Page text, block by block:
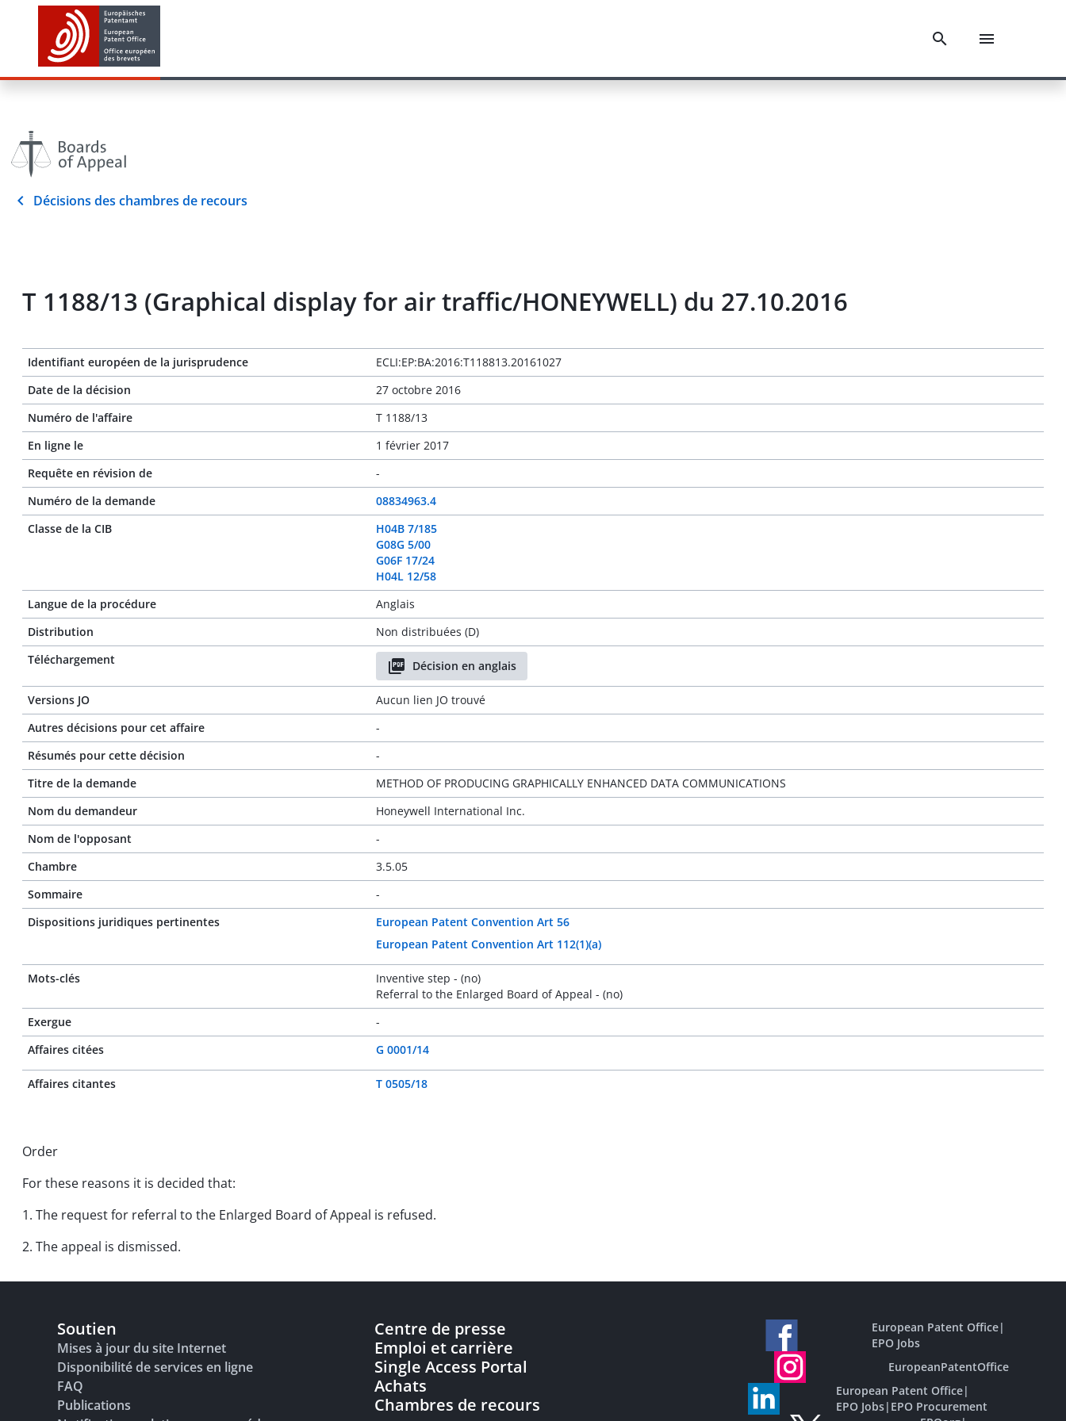
Décisions des chambres de recours
T 1188/13 (Graphical display for air traffic/HONEYWELL) du 27.10.2016
Identifiant européen de la jurisprudence
ECLI:EP:BA:2016:T118813.20161027
Date de la décision
27 octobre 2016
Numéro de l'affaire
T 1188/13
En ligne le
1 février 2017
Requête en révision de
-
Numéro de la demande
08834963.4
Classe de la CIB
H04B 7/185
G08G 5/00
G06F 17/24
H04L 12/58
Langue de la procédure
Anglais
Distribution
Non distribuées (D)
Téléchargement
Décision en anglais
Versions JO
Aucun lien JO trouvé
Autres décisions pour cet affaire
-
Résumés pour cette décision
-
Titre de la demande
METHOD OF PRODUCING GRAPHICALLY ENHANCED DATA COMMUNICATIONS
Nom du demandeur
Honeywell International Inc.
Nom de l'opposant
-
Chambre
3.5.05
Sommaire
-
Dispositions juridiques pertinentes
European Patent Convention Art 56
European Patent Convention Art 112(1)(a)
Mots-clés
Inventive step - (no)
Referral to the Enlarged Board of Appeal - (no)
Exergue
-
Affaires citées
G 0001/14
Affaires citantes T 0505/18
Order
For these reasons it is decided that:
1. The request for referral to the Enlarged Board of Appeal is refused.
2. The appeal is dismissed.
Soutien
Mises à jour du site Internet
Disponibilité de services en ligne
FAQ
Publications
Centre de presse
Emploi et carrière
Single Access Portal
Achats
Chambres de recours
European Patent Office|
EPO Jobs
EuropeanPatentOffice
European Patent Office|
EPO Jobs| EPO Procurement